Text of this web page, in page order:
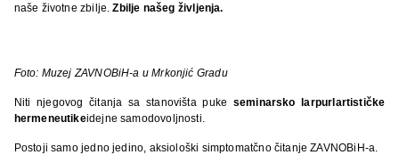
naše životne zbilje.Zbilje našeg življenja.
Foto: Muzej ZAVNOBiH-a u Mrkonjić Gradu
Niti njegovog čitanja sa stanovišta puke seminarsko larpurlartističke
hermeneutikeidejne samodovoljnosti.
Postoji samo jedno jedino, aksiološki simptomatčno čitanje ZAVNOBiH-a.